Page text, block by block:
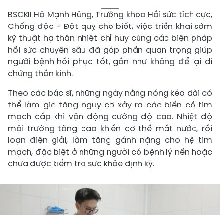
BSCKII Hà Mạnh Hùng, Trưởng khoa Hồi sức tích cực,
Chống độc - Đột quỵ cho biết, việc triển khai sớm
kỹ thuật hạ thân nhiệt chỉ huy cùng các biện pháp
hồi sức chuyên sâu đã góp phần quan trọng giúp
người bệnh hồi phục tốt, gần như không để lại di
chứng thần kinh.
Theo các bác sĩ, những ngày nắng nóng kéo dài có
thể làm gia tăng nguy cơ xảy ra các biến cố tim
mạch cấp khi vận động cường độ cao. Nhiệt độ
môi trường tăng cao khiến cơ thể mất nước, rối
loạn điện giải, làm tăng gánh nặng cho hệ tim
mạch, đặc biệt ở những người có bệnh lý nền hoặc
chưa được kiểm tra sức khỏe định kỳ.